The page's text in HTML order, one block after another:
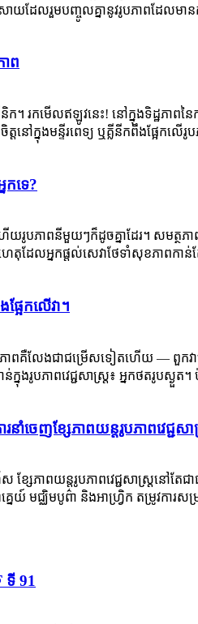
ាយដែលរួមបញ្ចូលគ្នានូវរូបភាពដែលម
ាព
ក។ រកមើលឥឡូវនេះ! នៅក្នុងទិដ្ឋភាព
ក្នុងមន្ទីរពេទ្យ ឬគ្លីនីកពឹងផ្អែកលើរូប
កទេ?
រូបភាពនីមួយៗក៏ដូចគ្នាដែរ។ សមត្ថ
លអ្នកផ្តល់សេវាថែទាំសុខភាពកាន់ត
អែកលើវា។
ភាពគឺលែងជាជម្រើសទៀតហើយ — ពួ
បភាពវេជ្ជសាស្ត្រ៖ អ្នកថតរូបស្ងួត។
ចេញខ្សែភាពយន្តរូបភាពវេជ្ជសា
ខ្សែភាពយន្តរូបភាពវេជ្ជសាស្ត្រនៅ
យ៍ មជ្ឈិមបូព៌ា និងអាហ្រ្វិក តម្រូវការស
91